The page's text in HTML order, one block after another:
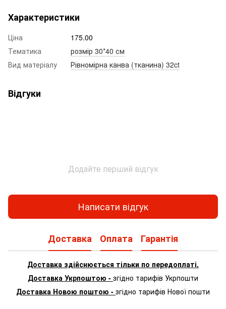
Характеристики
Ціна
175.00
Тематика
розмір 30*40 см
Вид матеріалу
Рівномірна канва (тканина) 32ct
Відгуки
Додайте перший відгук
Написати відгук
Доставка Оплата Гарантія
Доставка здійснюється тільки по передоплаті.
Доставка Укрпоштою - згідно тарифів Укрпошти
Доставка Новою поштою - згідно тарифів Нової пошти